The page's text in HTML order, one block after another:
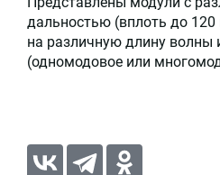
дальностью (вплоть до
на различную длину волны
(одномодовое или